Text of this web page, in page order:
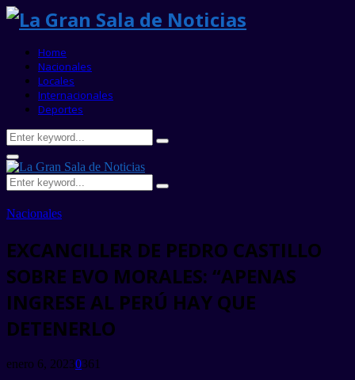
Home
Nacionales
Locales
Internacionales
Deportes
Search
for:
Search
Primary
Menu
Search
for:
Search
Nacionales
EXCANCILLER DE PEDRO CASTILLO
SOBRE EVO MORALES: “APENAS
INGRESE AL PERÚ HAY QUE
DETENERLO
enero 6, 20230361